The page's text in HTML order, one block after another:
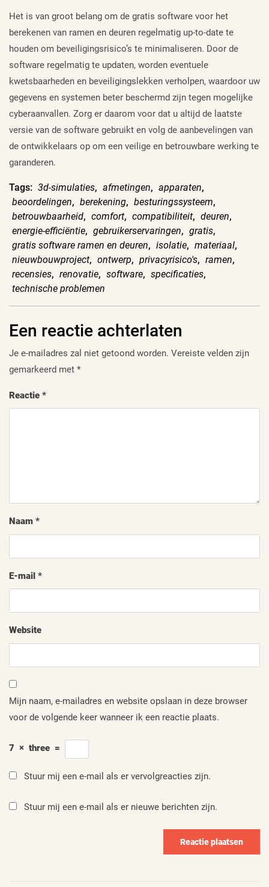
Het is van groot belang om de gratis software voor het
berekenen van ramen en deuren regelmatig up-to-date te
houden om beveiligingsrisico’s te minimaliseren. Door de
software regelmatig te updaten, worden eventuele
kwetsbaarheden en beveiligingslekken verholpen, waardoor uw
gegevens en systemen beter beschermd zijn tegen mogelijke
cyberaanvallen. Zorg er daarom voor dat u altijd de laatste
versie van de software gebruikt en volg de aanbevelingen van
de ontwikkelaars op om een veilige en betrouwbare werking te
garanderen.
Tags: 3d-simulaties, afmetingen, apparaten,
beoordelingen, berekening, besturingssysteem,
betrouwbaarheid, comfort, compatibiliteit, deuren,
energie-efficiëntie, gebruikerservaringen, gratis,
gratis software ramen en deuren, isolatie, materiaal,
nieuwbouwproject, ontwerp, privacyrisico's, ramen,
recensies, renovatie, software, specificaties,
technische problemen
Een reactie achterlaten
Je e-mailadres zal niet getoond worden. Vereiste velden zijn
gemarkeerd met *
Reactie *
Naam *
E-mail *
Website
Mijn naam, e-mailadres en website opslaan in deze browser
voor de volgende keer wanneer ik een reactie plaats.
7 × three =
Stuur mij een e-mail als er vervolgreacties zijn.
Stuur mij een e-mail als er nieuwe berichten zijn.